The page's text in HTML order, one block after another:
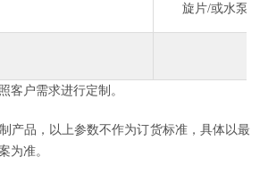
旋片/或水泵
客户需求进行定制。
产品，以上参数不作为订货标准，具体以最
为准。